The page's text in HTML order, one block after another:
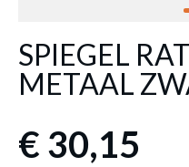
SPIEGEL
METAAL
€ 30,15